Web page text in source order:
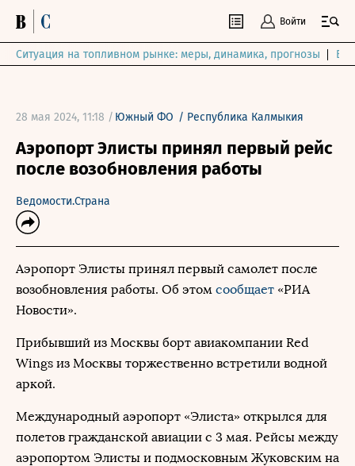
Войти
Ситуация на топливном рынке: меры, динамика, прогнозы
28 мая 2024, 11:18 / Южный ФО / Республика Калмыкия
Аэропорт Элисты принял первый рейс
после возобновления работы
Ведомости.Страна
Аэропорт Элисты принял первый самолет после
возобновления работы. Об этом сообщает «РИА
Новости».
Прибывший из Москвы борт авиакомпании Red
Wings из Москвы торжественно встретили водной
аркой.
Международный аэропорт «Элиста» открылся для
полетов гражданской авиации с 3 мая. Рейсы между
аэропортом Элисты и подмосковным Жуковским на